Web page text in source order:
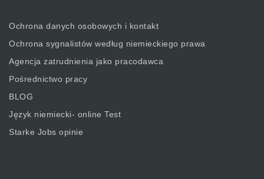
Ochrona danych osobowych i kontakt
Ochrona sygnalistów według niemieckiego prawa
Agencja zatrudnienia jako pracodawca
Pośrednictwo pracy
BLOG
Język niemiecki- online Test
Starke Jobs opinie